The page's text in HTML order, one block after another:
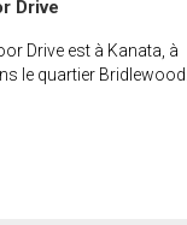
Drive
Drive est à Kanata, à
le quartier Bridlewood.